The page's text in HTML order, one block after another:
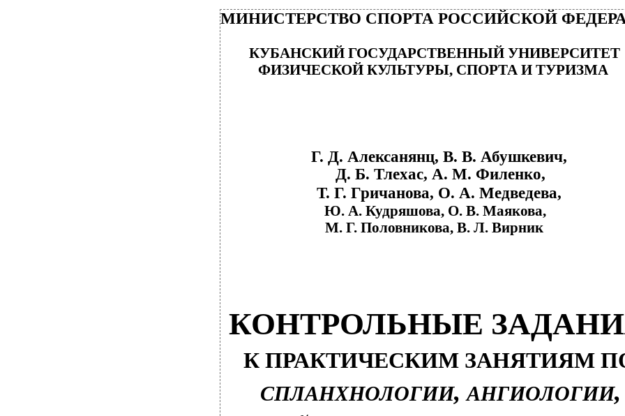
МИНИСТЕРСТВО СПОРТА РОССИЙСКОЙ
КУБАНСКИЙ ГОСУДАРСТВЕННЫЙ УНИВЕРСИТЕТ
ФИЗИЧЕСКОЙ КУЛЬТУРЫ, СПОРТА И ТУРИЗМА
Г. Д. Алексанянц, В. В. Абушкевич,
Д. Б. Тлехас, А. М. Филенко,
Т. Г. Гричанова, О. А. Медведева,
Ю. А. Кудряшова, О. В. Маякова,
М. Г. Половникова, В. Л. Вирник
КОНТРОЛЬНЫЕ
К ПРАКТИЧЕСКИМ ЗАНЯТИЯМ
СПЛАНХНОЛОГИИ,АНГИОЛОГИИ,